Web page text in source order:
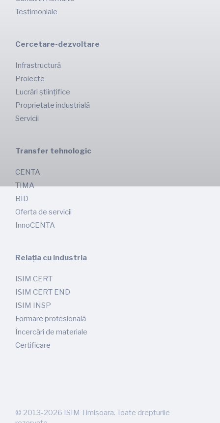
Testimoniale
Cercetare-dezvoltare
Infrastructură
Proiecte
Lucrări științifice
Proprietate industrială
Servicii
Transfer tehnologic
CENTA
TIMA
BID
Oferta de servicii
InnoCENTA
Relația cu industria
ISIM CERT
ISIM CERT END
ISIM INSP
Formare profesională
Încercări de materiale
Certificare
© 2013-2026 ISIM Timișoara. Toate drepturile